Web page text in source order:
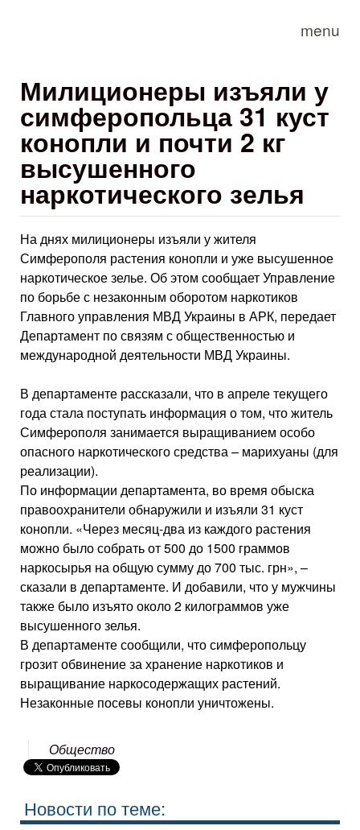
menu
Милиционеры изъяли у
симферопольца 31 куст
конопли и почти 2 кг
высушенного
наркотического зелья
На днях милиционеры изъяли у жителя
Симферополя растения конопли и уже высушенное
наркотическое зелье. Об этом сообщает Управление
по борьбе с незаконным оборотом наркотиков
Главного управления МВД Украины в АРК, передает
Департамент по связям с общественностью и
международной деятельности МВД Украины.
В департаменте рассказали, что в апреле текущего
года стала поступать информация о том, что житель
Симферополя занимается выращиванием особо
опасного наркотического средства – марихуаны (для
реализации).
По информации департамента, во время обыска
правоохранители обнаружили и изъяли 31 куст
конопли. «Через месяц-два из каждого растения
можно было собрать от 500 до 1500 граммов
наркосырья на общую сумму до 700 тыс. грн», –
сказали в департаменте. И добавили, что у мужчины
также было изъято около 2 килограммов уже
высушенного зелья.
В департаменте сообщили, что симферопольцу
грозит обвинение за хранение наркотиков и
выращивание наркосодержащих растений.
Незаконные посевы конопли уничтожены.
Общество
Новости по теме: